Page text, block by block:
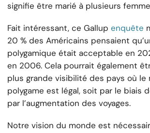
signifie être marié à plusieurs
Fait intéressant, ce Gallup enquête
20 % des Américains pensaient
polygamique était acceptable en
en 2006. Cela pourrait également
plus grande visibilité des pays où le
polygame est légal, soit par le biais
par l’augmentation des voyages.
Notre vision du monde est